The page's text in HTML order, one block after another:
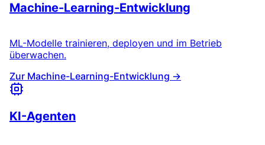
Machine-Learning-Entwicklung
ML-Modelle trainieren, deployen und im Betrieb
überwachen.
Zur Machine-Learning-Entwicklung →
KI-Agenten